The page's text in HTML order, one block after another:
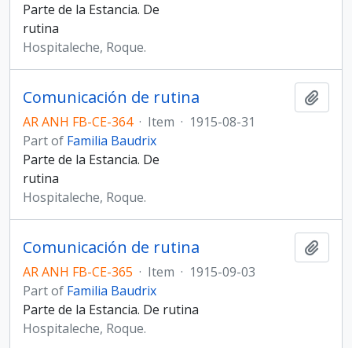
Parte de la Estancia. De
rutina
Hospitaleche, Roque.
Comunicación de rutina
AR ANH FB-CE-364 · Item · 1915-08-31
Part of Familia Baudrix
Parte de la Estancia. De
rutina
Hospitaleche, Roque.
Comunicación de rutina
AR ANH FB-CE-365 · Item · 1915-09-03
Part of Familia Baudrix
Parte de la Estancia. De rutina
Hospitaleche, Roque.